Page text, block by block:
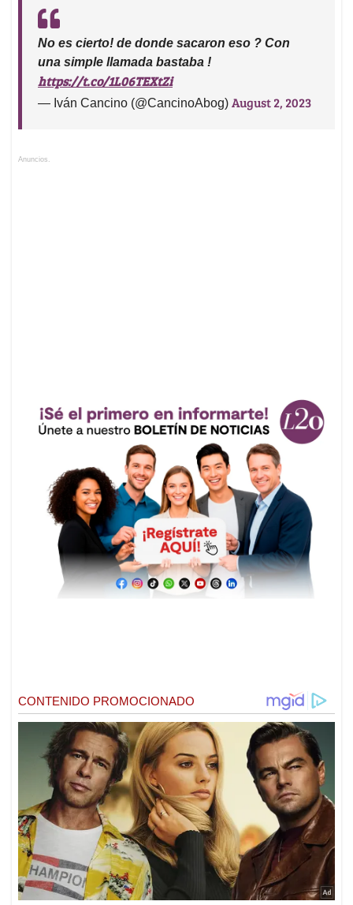
No es cierto! de donde sacaron eso ? Con
una simple llamada bastaba !
https://t.co/1L06TEXtZi
— Iván Cancino (@CancinoAbog) August 2, 2023
Anuncios.